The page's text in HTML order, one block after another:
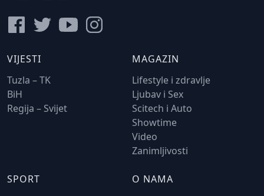
VIJESTI
Tuzla – TK
BiH
Regija – Svijet
MAGAZIN
Lifestyle i zdravlje
Ljubav i Sex
Scitech i Auto
Showtime
Video
Zanimljivosti
SPORT
O NAMA